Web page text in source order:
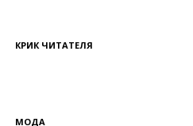
КРИК ЧИТАТЕЛЯ
МОДА